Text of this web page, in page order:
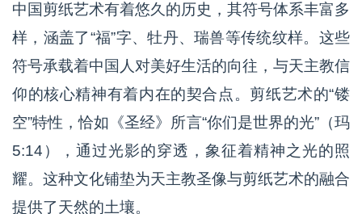
中国剪纸艺术有着悠久的历史，其符号体系丰富多
样，涵盖了“福”字、牡丹、瑞兽等传统纹样。这些
符号承载着中国人对美好生活的向往，与天主教信
仰的核心精神有着内在的契合点。剪纸艺术的“镂
空”特性，恰如《圣经》所言“你们是世界的光”（玛
5:14），通过光影的穿透，象征着精神之光的照
耀。这种文化铺垫为天主教圣像与剪纸艺术的融合
提供了天然的土壤。